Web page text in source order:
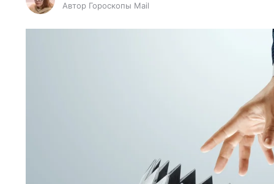
Автор Гороскопы Mail